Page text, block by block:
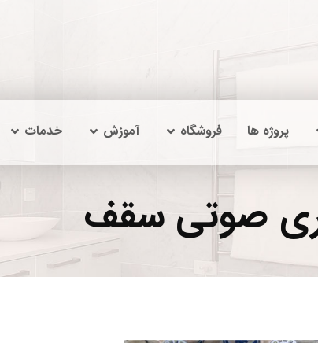
پروژه ها فروشگاه آموزش خدمات
صوتی سقف